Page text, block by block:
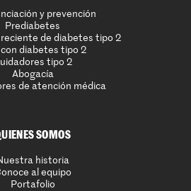
y prevención
Prediabetes
de diabetes tipo 2
con diabetes tipo 2
tipo 2
Abogacía
de atención médica
SOMOS
historia
al equipo
Portafolio